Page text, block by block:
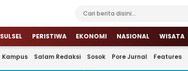
SULSEL PERISTIWA EKONOMI NASIONAL WISATA
Kampus Salam Redaksi Sosok Pore Jurnal Features